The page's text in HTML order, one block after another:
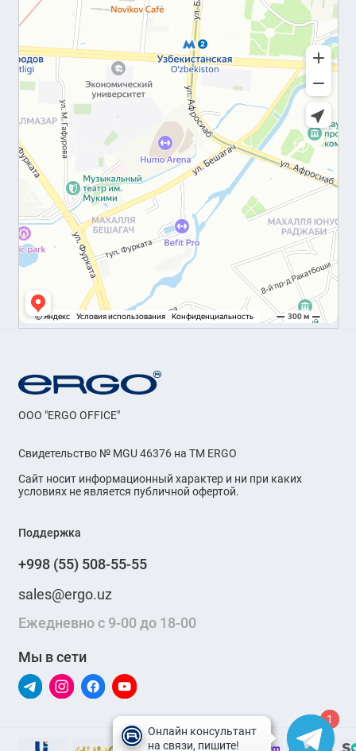
OOO "ERGO OFFICE"
Свидетельство № MGU 46376 на ТМ ERGO
Сайт носит информационный характер и ни при каких
условиях не является публичной офертой.
Поддержка
+998 (55) 508-55-55
sales@ergo.uz
Ежедневно с 9-00 до 18-00
Мы в сети
1
1